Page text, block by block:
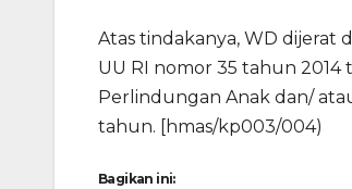
Atas tindakanya, WD dijerat
UU RI nomor 35 tahun
Perlindungan Anak dan/
tahun. [hmas/kp003/004)
Bagikan ini: